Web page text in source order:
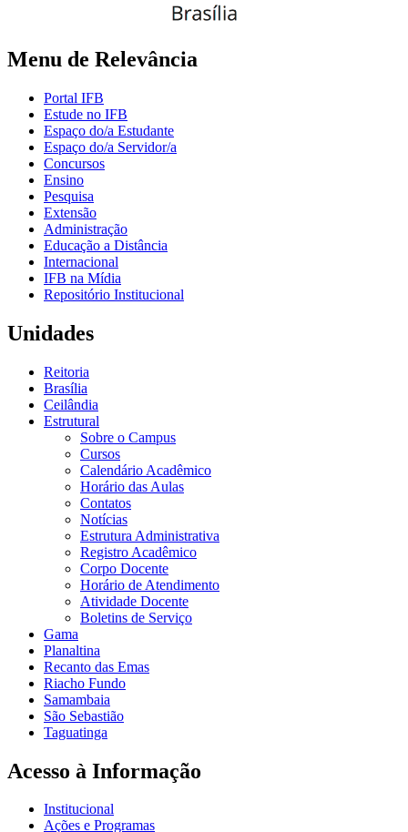
Menu de Relevância
Portal IFB
Estude no IFB
Espaço do/a Estudante
Espaço do/a Servidor/a
Concursos
Ensino
Pesquisa
Extensão
Administração
Educação a Distância
Internacional
IFB na Mídia
Repositório Institucional
Unidades
Reitoria
Brasília
Ceilândia
Estrutural
Sobre o Campus
Cursos
Calendário Acadêmico
Horário das Aulas
Contatos
Notícias
Estrutura Administrativa
Registro Acadêmico
Corpo Docente
Horário de Atendimento
Atividade Docente
Boletins de Serviço
Gama
Planaltina
Recanto das Emas
Riacho Fundo
Samambaia
São Sebastião
Taguatinga
Acesso à Informação
Institucional
Ações e Programas